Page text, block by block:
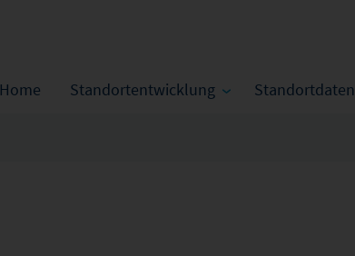
Home Standortentwicklung Standortdaten